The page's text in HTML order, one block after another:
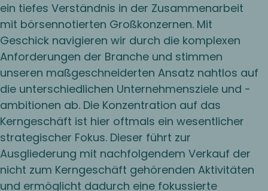
ein tiefes Verständnis in der Zusammenarbeit
mit börsennotierten Großkonzernen. Mit
Geschick navigieren wir durch die komplexen
Anforderungen der Branche und stimmen
unseren maßgeschneiderten Ansatz nahtlos auf
die unterschiedlichen Unternehmensziele und -
ambitionen ab. Die Konzentration auf das
Kerngeschäft ist hier oftmals ein wesentlicher
strategischer Fokus. Dieser führt zur
Ausgliederung mit nachfolgendem Verkauf der
nicht zum Kerngeschäft gehörenden Aktivitäten
und ermöglicht dadurch eine fokussierte